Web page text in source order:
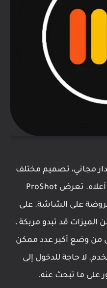
مجاني، تصميم مختلف
عن باقي التطبيقات المذكورة أعلاه. تعرض ProShot
على الشاشة. على
قد تبدو مربكة ،
من وضع أكبر عدد ممكن
لا حاجة للدخول إلى
على ما تبحث عنه.